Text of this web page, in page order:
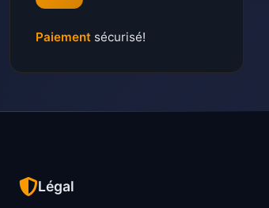
Paiement sécurisé!
Légal